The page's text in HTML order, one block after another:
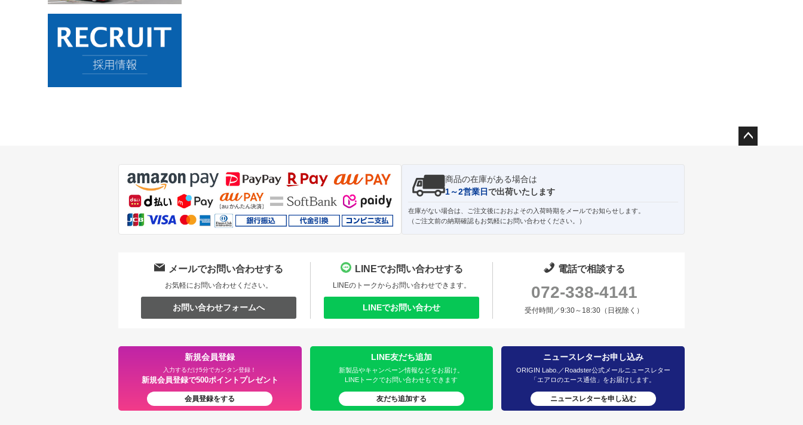
商品の在庫がある場合は
1～2営業日で出荷いたします
在庫がない場合は、ご注文後におおよその入荷時期をメールでお知らせします。
（ご注文前の納期確認もお気軽にお問い合わせください。）
メールでお問い合わせする
お気軽にお問い合わせください。
お問い合わせフォームへ
LINEでお問い合わせする
LINEのトークからお問い合わせできます。
LINEでお問い合わせ
電話で相談する
072-338-4141
受付時間／9:30～18:30（日祝除く）
新規会員登録
入力するだけ5分でカンタン登録！
新規会員登録で500ポイントプレゼント
会員登録をする
LINE友だち追加
新製品やキャンペーン情報などをお届け。
LINEトークでお問い合わせもできます
友だち追加する
ニュースレターお申し込み
ORIGIN Labo.／Roadster公式メールニュースレター
「エアロのエース通信」をお届けします。
ニュースレターを申し込む